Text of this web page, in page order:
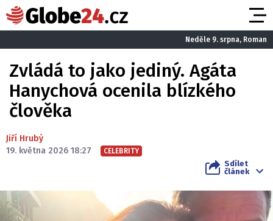
Neděle 9. srpna, Roman
Zvládá to jako jediný. Agáta
Hanychová ocenila blízkého
člověka
Jiří Hrubý
19. května 2026 18:27
CELEBRITY
Sdílet
článek